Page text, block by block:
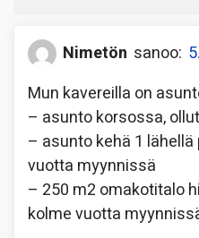
Nimetön sanoo:
Mun kavereilla on
– asunto korsossa,
– asunto kehä 1
vuotta myynnissä
– 250 m2 omakotitalo
kolme vuotta